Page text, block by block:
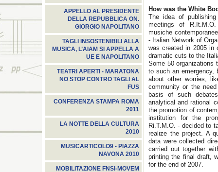
APPELLO AL PRESIDENTE
DELLA REPUBBLICA ON.
GIORGIO NAPOLITANO
TAGLI INSOSTENIBILI ALLA
MUSICA, L’AIAM SI APPELLA A
UE E NAPOLITANO
TEATRI APERTI - MARATONA
NO STOP CONTRO TAGLI AL
FUS
CONFERENZA STAMPA ROMA
2011
LA NOTTE DELLA CULTURA
2010
MUSICARTICOLO9 - PIAZZA
NAVONA 2010
MOBILITAZIONE FNSI-MOVEM
How was the White
The idea of
meetings of
musiche
- Italian Network of
was created in 2005 in
dramatic cuts to the
Some 50 organizations
to such an emergency,
about other worries,
community or the
basis of such
analytical and rational
the promotion of
institution for the
Ri.T.M.O. - decided to
realize the project. A
data were collected
carried out together
printing the final draft,
for the end of 2007.